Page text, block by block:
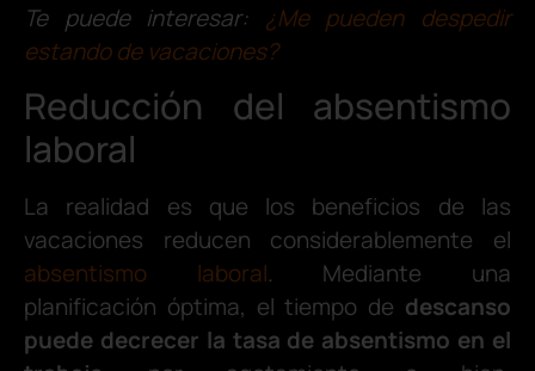
Te puede interesar: ¿Me pueden despedir
estando de vacaciones?
Reducción del absentismo
laboral
La realidad es que los beneficios de las
vacaciones reducen considerablemente el
absentismo laboral. Mediante una
planificación óptima, el tiempo de descanso
puede decrecer la tasa de absentismo en el